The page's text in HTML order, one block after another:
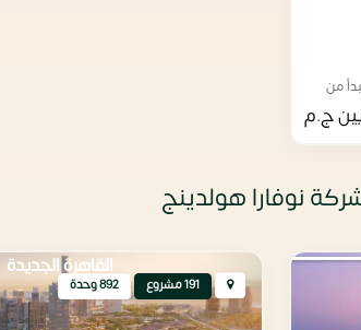
من
ج.م
نوفارا هولدينج
191 مشروع 892 وحدة
القاهرة الجديدة